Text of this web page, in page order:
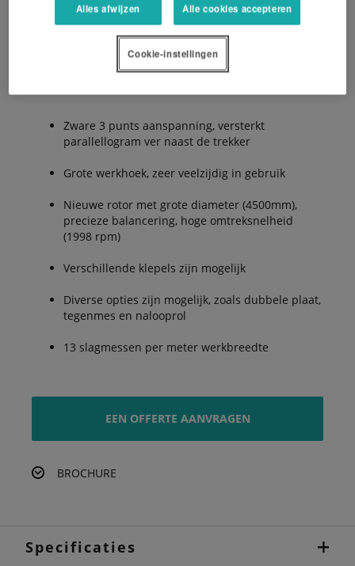
De Voordelen
Zware 3 punts aanspanning, versterkt
parallellogram ver naast de trekker
Grote werkhoek, zeer veelzijdig in gebruik
Nieuwe rotor met grote diameter (4500mm),
precieze balancering, hoge omtreksnelheid
(1998 rpm)
Verschillende klepels zijn mogelijk
Diverse opties zijn mogelijk, zoals dubbele plaat,
tegenmes en nalooprol
13 slagmessen per meter werkbreedte
EEN OFFERTE AANVRAGEN
BROCHURE
Specificaties
Alles afwijzen Alle cookies accepteren
Cookie-instellingen